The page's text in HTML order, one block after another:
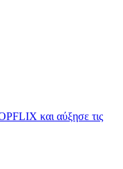
και αύξησε τις